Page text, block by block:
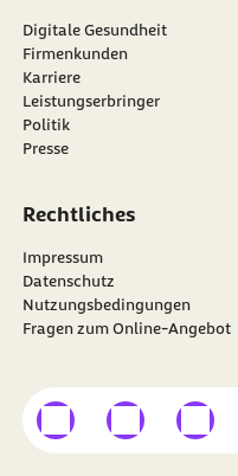
Digitale Gesundheit
Firmenkunden
Karriere
Leistungserbringer
Politik
Presse
Rechtliches
Impressum
Datenschutz
Nutzungsbedingungen
Fragen zum Online-Angebot
Besuchen Sie die
externer Linkexterner Link